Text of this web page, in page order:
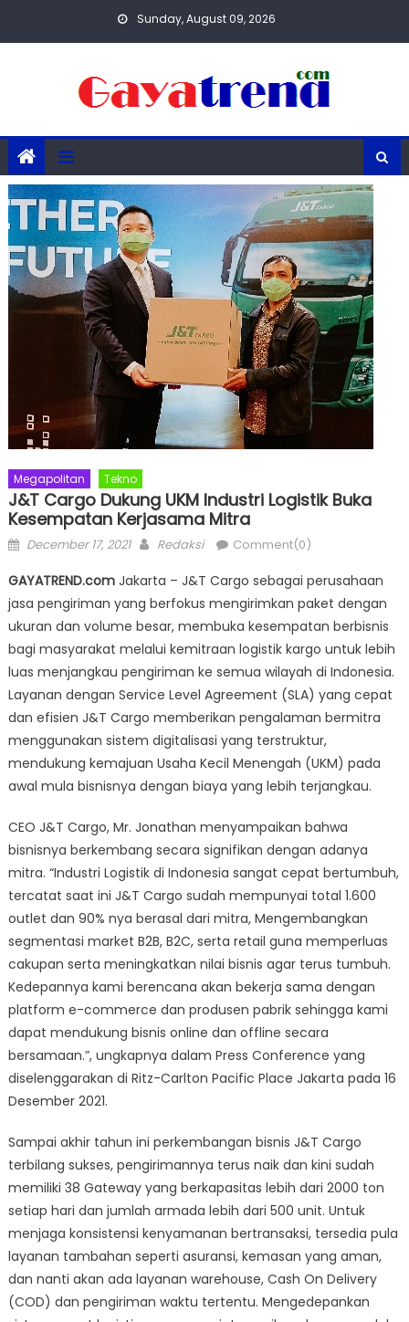
Sunday, August 09, 2026
Megapolitan Tekno
J&T Cargo Dukung UKM Industri Logistik Buka
Kesempatan Kerjasama Mitra
Posted
December 17, 2021 Author
Redaksi Comment(0)
GAYATREND.comJakarta – J&T Cargo sebagai perusahaan
jasa pengiriman yang berfokus mengirimkan paket dengan
ukuran dan volume besar, membuka kesempatan berbisnis
bagi masyarakat melalui kemitraan logistik kargo untuk lebih
luas menjangkau pengiriman ke semua wilayah di Indonesia.
Layanan dengan Service Level Agreement (SLA) yang cepat
dan efisien J&T Cargo memberikan pengalaman bermitra
menggunakan sistem digitalisasi yang terstruktur,
mendukung kemajuan Usaha Kecil Menengah (UKM) pada
awal mula bisnisnya dengan biaya yang lebih terjangkau.
CEO J&T Cargo, Mr. Jonathan menyampaikan bahwa
bisnisnya berkembang secara signifikan dengan adanya
mitra. “Industri Logistik di Indonesia sangat cepat bertumbuh,
tercatat saat ini J&T Cargo sudah mempunyai total 1.600
outlet dan 90% nya berasal dari mitra, Mengembangkan
segmentasi market B2B, B2C, serta retail guna memperluas
cakupan serta meningkatkan nilai bisnis agar terus tumbuh.
Kedepannya kami berencana akan bekerja sama dengan
platform e-commerce dan produsen pabrik sehingga kami
dapat mendukung bisnis online dan offline secara
bersamaan.”, ungkapnya dalam Press Conference yang
diselenggarakan di Ritz-Carlton Pacific Place Jakarta pada 16
Desember 2021.
Sampai akhir tahun ini perkembangan bisnis J&T Cargo
terbilang sukses, pengirimannya terus naik dan kini sudah
memiliki 38 Gateway yang berkapasitas lebih dari 2000 ton
setiap hari dan jumlah armada lebih dari 500 unit. Untuk
menjaga konsistensi kenyamanan bertransaksi, tersedia pula
layanan tambahan seperti asuransi, kemasan yang aman,
dan nanti akan ada layanan warehouse, Cash On Delivery
(COD) dan pengiriman waktu tertentu. Mengedepankan